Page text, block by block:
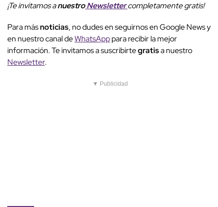
¡Te invitamos anuestroNewslettercompletamente gratis!
Para másnoticias, no dudes en seguirnos en Google News y
en nuestro canal deWhatsApppara recibir la mejor
información. Te invitamos a suscribirtegratisa nuestro
Newsletter.
▼ Publicidad